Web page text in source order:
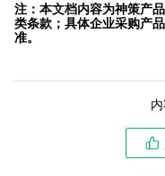
注：本文档内容为神策产
类条款；具体企业采购产
准。